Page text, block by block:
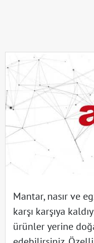
Mantar, nasır ve
karşı karşıya
ürünler yerine